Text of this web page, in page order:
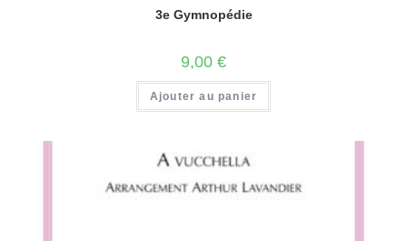
3e Gymnopédie
9,00 €
Ajouter au panier